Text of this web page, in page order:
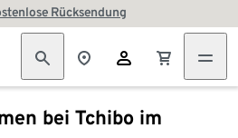
Rücksendung
bei Tchibo im